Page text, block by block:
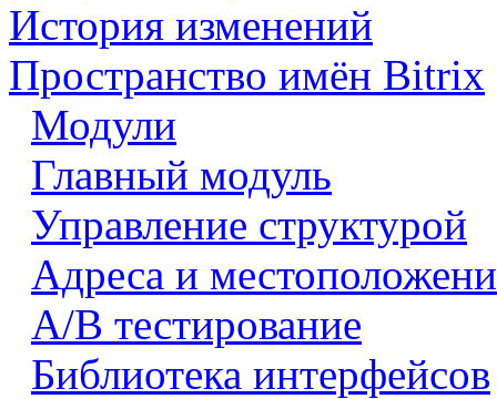
История изменений
Пространство имён Bitrix
Модули
Главный модуль
Управление структурой
Адреса и
А/В тестирование
Библиотека интерфейсов